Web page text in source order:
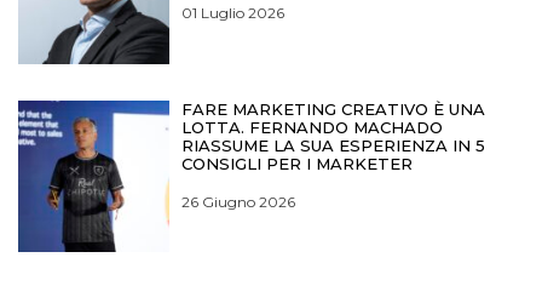
01 Luglio 2026
FARE MARKETING CREATIVO È UNA
LOTTA. FERNANDO MACHADO
RIASSUME LA SUA ESPERIENZA IN 5
CONSIGLI PER I MARKETER
26 Giugno 2026